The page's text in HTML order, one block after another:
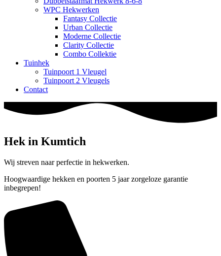
WPC Hekwerken
Fantasy Collectie
Urban Collectie
Moderne Collectie
Clarity Collectie
Combo Collektie
Tuinhek
Tuinpoort 1 Vleugel
Tuinpoort 2 Vleugels
Contact
Hek in Kumtich
Wij streven naar perfectie in hekwerken.
Hoogwaardige hekken en poorten 5 jaar zorgeloze garantie
inbegrepen!